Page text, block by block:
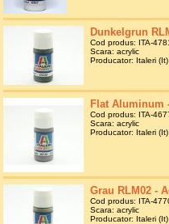
Dunkelgrun
Cod produs: ITA-
Scara: acrylic
Producator: Italeri (It)
Flat Aluminum
Cod produs: ITA-
Scara: acrylic
Producator: Italeri (It)
Grau RLM02 -
Cod produs: ITA-
Scara: acrylic
Producator: Italeri (It)